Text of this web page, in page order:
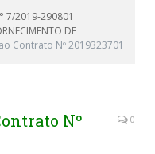
7/2019-290801
DE
Contrato Nº 2019323701
Nº
0